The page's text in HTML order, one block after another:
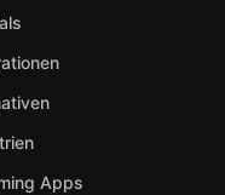
Apps